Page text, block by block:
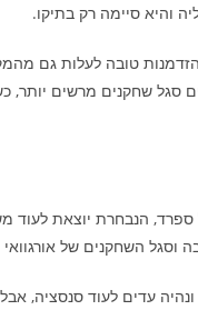
והיא סיימה רק בתיקו.
טובה לעלות גם
סגל שחקנים מרשים
הנבחרת יוצאת לעוד
וסגל השחקנים של
עדים לעוד סנסציה,